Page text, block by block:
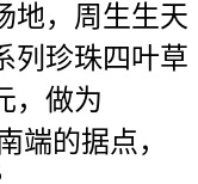
地，周生生天
列珍珠四叶草
，做为
端的据点，